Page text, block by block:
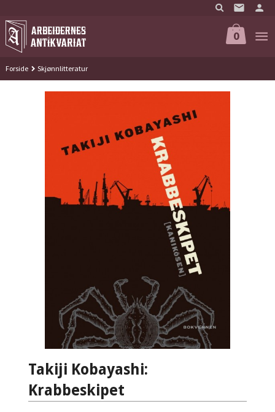
til
innholdet
0
Forside Skjønnlitteratur
Takiji Kobayashi:
Krabbeskipet